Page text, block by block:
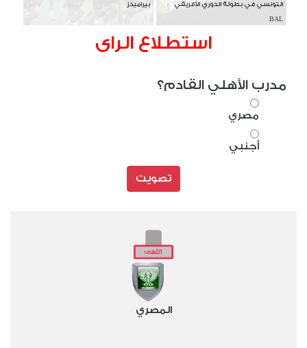
التونسي في بطولة الدوري الأفريقي
BAL
بيراميدز
استطلاع الراى
مدرب الأهلي القادم؟
مصري
أجنبي
تصويت
المصري